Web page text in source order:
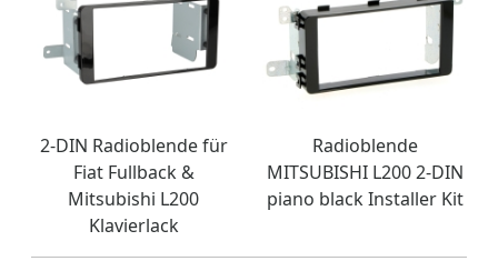
2-DIN Radioblende für
Fiat Fullback &
Mitsubishi L200
Klavierlack
Radioblende
MITSUBISHI L200 2-DIN
piano black Installer Kit